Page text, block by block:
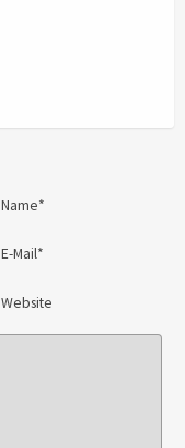
Name*
E-Mail*
Website